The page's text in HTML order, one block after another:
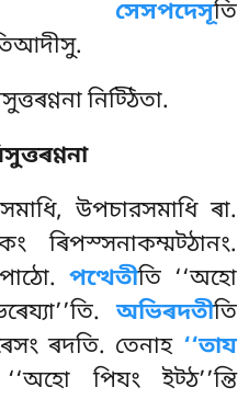
সেসপদেসূতি
নিট্ঠিতা.
উপচারসমাধি ৰা.
ৰিপস্সনাকম্মট্ঠানং.
পত্থেতীতি ‘‘অহো
অভিৰদতীতি
ৰদতি. তেনাহ ‘‘তায
পিযং ইট্ঠ’’ন্তি